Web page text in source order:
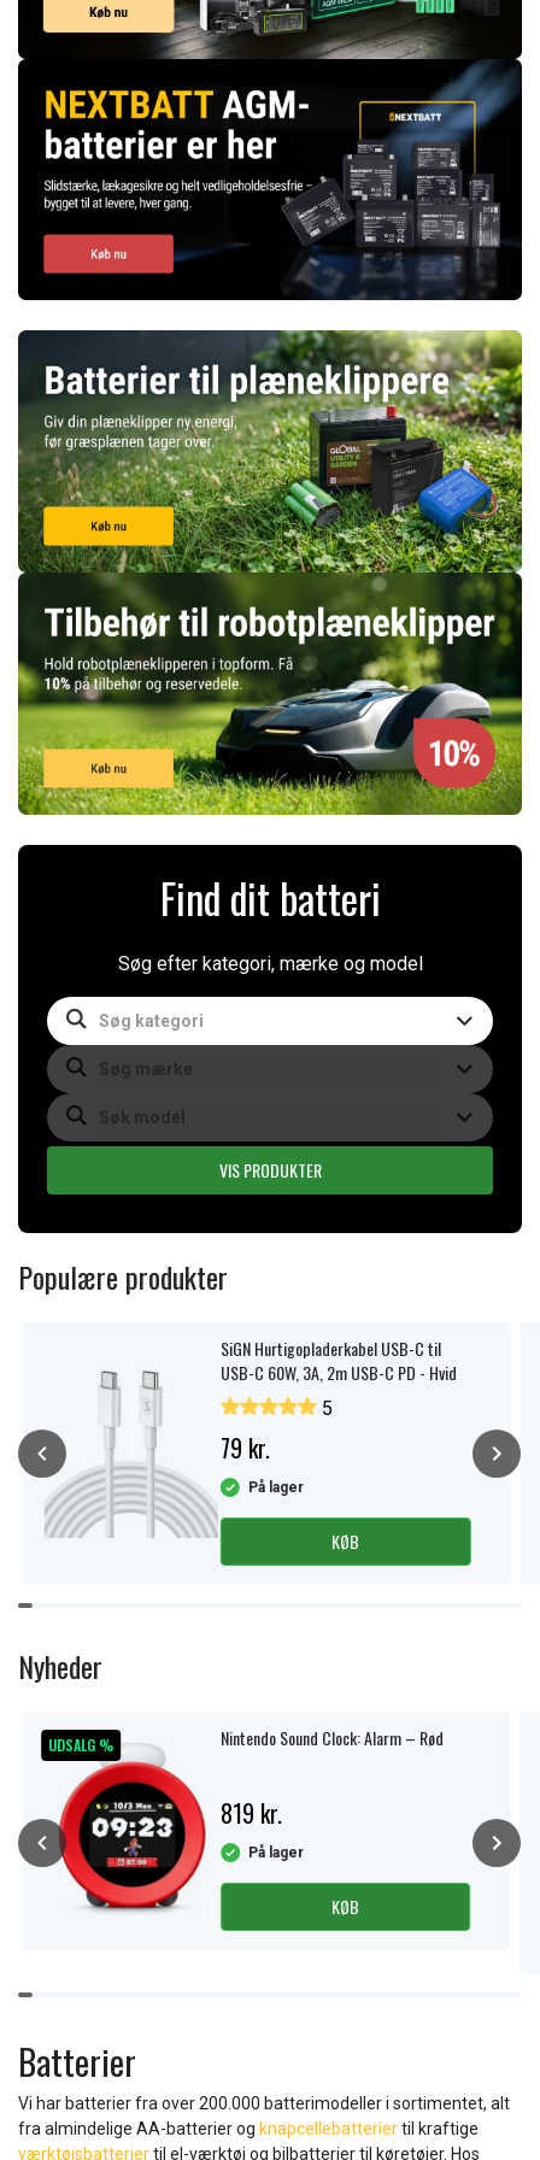
Find dit batteri
Søg efter kategori, mærke og model
VIS PRODUKTER
Populære produkter
SiGN Hurtigopladerkabel USB-C til
USB-C 60W, 3A, 2m USB-C PD - Hvid
5
79 kr.
På lager
KØB
of
11
Nyheder
UDSALG % Nintendo Sound Clock: Alarm – Rød
819 kr.
På lager
KØB
of
10
Batterier
Vi har batterier fra over 200.000 batterimodeller i sortimentet, alt
fra almindelige AA-batterier og knapcellebatteriertil kraftige
værktøjsbatteriertil el-værktøj og bilbatterier til køretøjer. Hos